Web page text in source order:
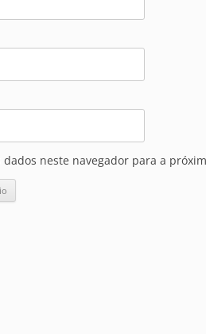
dados neste navegador para a